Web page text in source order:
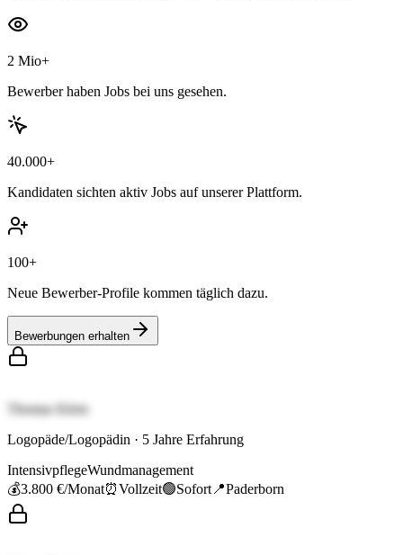
2 Mio+
Bewerber haben Jobs bei uns gesehen.
40.000+
Kandidaten sichten aktiv Jobs auf unserer Plattform.
100+
Neue Bewerber-Profile kommen täglich dazu.
Bewerbungen erhalten
Thomas Klein
Logopäde/Logopädin · 5 Jahre Erfahrung
IntensivpflegeWundmanagement
💰3.800 €/Monat⏰Vollzeit🟢Sofort 📍Paderborn